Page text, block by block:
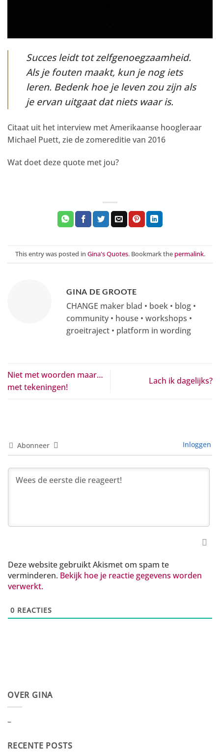
Succes leidt tot zelfgenoegzaamheid.
Als je fouten maakt, kun je nog iets
leren. Bedenk hoe je leven zou zijn als
je ervan uitgaat dat niets waar is.
Citaat uit het interview met Amerikaanse hoogleraar
Michael Puett, zie de zomereditie van 2016
Wat doet deze quote met jou?
This entry was posted in Gina's Quotes. Bookmark the permalink.
GINA DE GROOTE
CHANGE maker blad • boek • blog •
community • house • workshops •
groeitraject • platform in wording
Niet met woorden maar…
met tekeningen!
Lach ik dagelijks?
Abonneer Inloggen
Deze website gebruikt Akismet om spam te
verminderen. Bekijk hoe je reactie gegevens worden
verwerkt.
0 REACTIES
OVER GINA
–
RECENTE POSTS